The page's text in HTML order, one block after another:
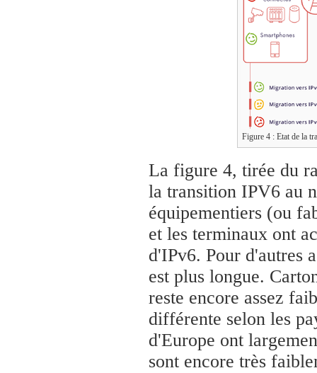
Figure 4 : Etat de la
La figure 4, tirée du
la transition IPV6 au
équipementiers (ou
et les terminaux ont
d'IPv6. Pour d'autres
est plus longue.
reste encore assez
différente selon les
d'Europe ont
sont encore très